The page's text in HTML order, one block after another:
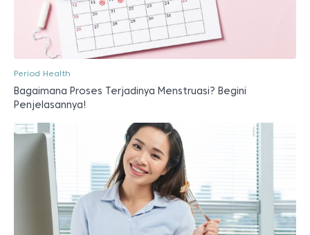
Period Health
Bagaimana Proses Terjadinya Menstruasi? Begini
Penjelasannya!